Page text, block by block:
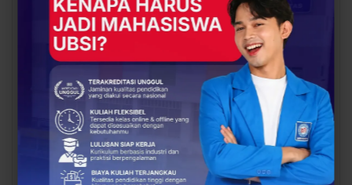
Mahasiswa UBSI Solo ke
Posko BSI…
Mahasiswa UBSI Solo ke
Posko BSI…
BERITA
BSI Explore Tim
Karangpakis Jalin
BERITA
228 Mahasiswa Resmi
Diberangkatkan, BSI